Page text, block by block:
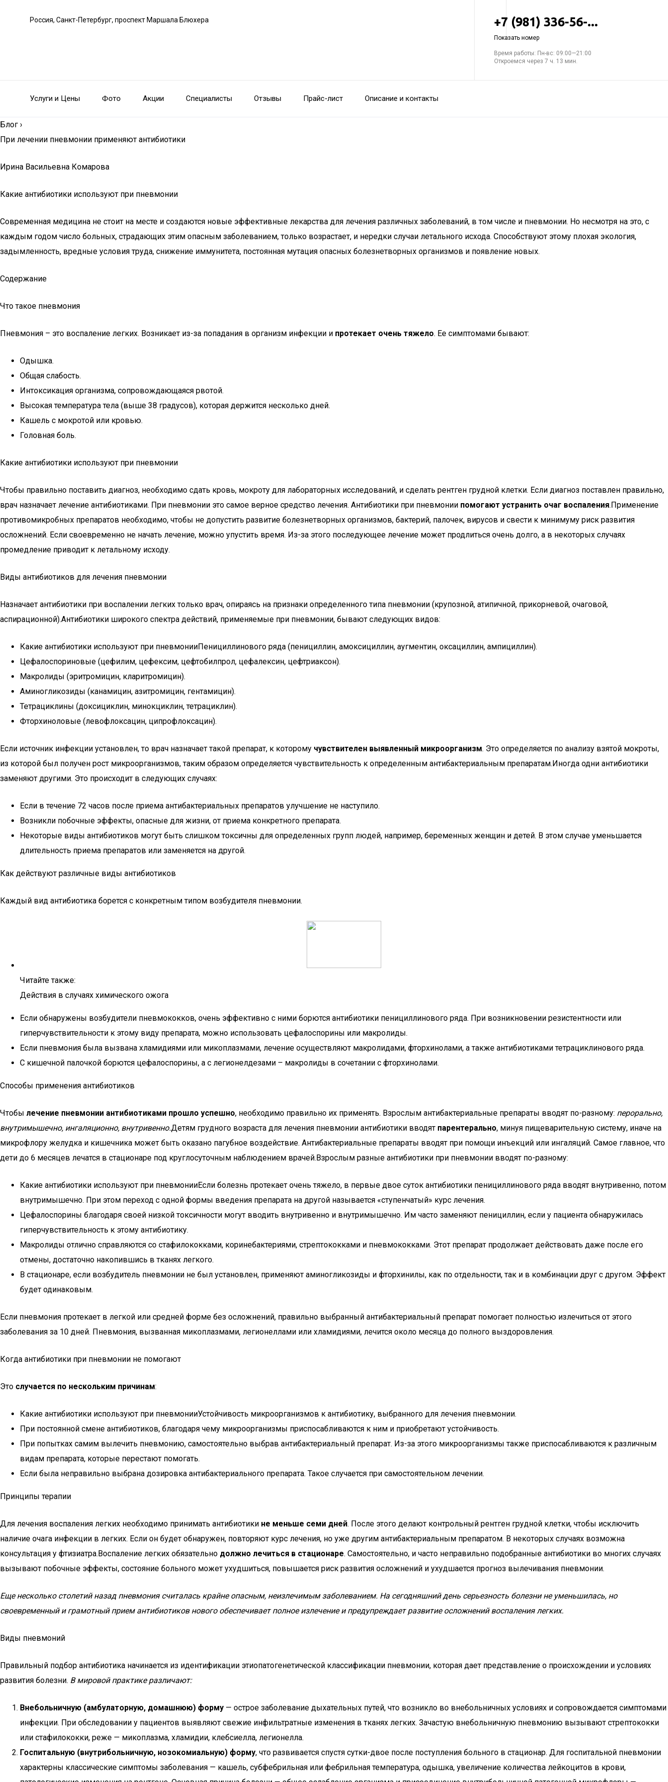
Россия, Санкт-Петербург, проспект Маршала Блюхера +7 (981) 336-56-...
Показать номер
Время работы: Пн-вс: 09:00—21:00
Откроемся через 7 ч. 13 мин.
Услуги и Цены Фото Акции Специалисты Отзывы Прайс-лист Описание и контакты
Блог ›
При лечении пневмонии применяют антибиотики
Ирина Васильевна Комарова
Какие антибиотики используют при пневмонии
Современная медицина не стоит на месте и создаются новые эффективные лекарства для лечения различных заболеваний, в том числе и пневмонии. Но несмотря на это, с
каждым годом число больных, страдающих этим опасным заболеванием, только возрастает, и нередки случаи летального исхода. Способствуют этому плохая экология,
задымленность, вредные условия труда, снижение иммунитета, постоянная мутация опасных болезнетворных организмов и появление новых.
Содержание
Что такое пневмония
Пневмония – это воспаление легких. Возникает из-за попадания в организм инфекции и протекает очень тяжело. Ее симптомами бывают:
Одышка.
Общая слабость.
Интоксикация организма, сопровождающаяся рвотой.
Высокая температура тела (выше 38 градусов), которая держится несколько дней.
Кашель с мокротой или кровью.
Головная боль.
Какие антибиотики используют при пневмонии
Чтобы правильно поставить диагноз, необходимо сдать кровь, мокроту для лабораторных исследований, и сделать рентген грудной клетки. Если диагноз поставлен правильно,
врач назначает лечение антибиотиками. При пневмонии это самое верное средство лечения. Антибиотики при пневмонии помогают устранить очаг воспаления.Применение
противомикробных препаратов необходимо, чтобы не допустить развитие болезнетворных организмов, бактерий, палочек, вирусов и свести к минимуму риск развития
осложнений. Если своевременно не начать лечение, можно упустить время. Из-за этого последующее лечение может продлиться очень долго, а в некоторых случаях
промедление приводит к летальному исходу.
Виды антибиотиков для лечения пневмонии
Назначает антибиотики при воспалении легких только врач, опираясь на признаки определенного типа пневмонии (крупозной, атипичной, прикорневой, очаговой,
аспирационной).Антибиотики широкого спектра действий, применяемые при пневмонии, бывают следующих видов:
Какие антибиотики используют при пневмонииПенициллинового ряда (пенициллин, амоксициллин, аугментин, оксациллин, ампициллин).
Цефалоспориновые (цефилим, цефексим, цефтобилпрол, цефалексин, цефтриаксон).
Макролиды (эритромицин, кларитромицин).
Аминогликозиды (канамицин, азитромицин, гентамицин).
Тетрациклины (доксициклин, минокциклин, тетрациклин).
Фторхиноловые (левофлоксацин, ципрофлоксацин).
Если источник инфекции установлен, то врач назначает такой препарат, к которому чувствителен выявленный микроорганизм. Это определяется по анализу взятой мокроты,
из которой был получен рост микроорганизмов, таким образом определяется чувствительность к определенным антибактериальным препаратам.Иногда одни антибиотики
заменяют другими. Это происходит в следующих случаях:
Если в течение 72 часов после приема антибактериальных препаратов улучшение не наступило.
Возникли побочные эффекты, опасные для жизни, от приема конкретного препарата.
Некоторые виды антибиотиков могут быть слишком токсичны для определенных групп людей, например, беременных женщин и детей. В этом случае уменьшается
длительность приема препаратов или заменяется на другой.
Как действуют различные виды антибиотиков
Каждый вид антибиотика борется с конкретным типом возбудителя пневмонии.
Читайте также:
Действия в случаях химического ожога
Если обнаружены возбудители пневмококков, очень эффективно с ними борются антибиотики пенициллинового ряда. При возникновении резистентности или
гиперчувствительности к этому виду препарата, можно использовать цефалоспорины или макролиды.
Если пневмония была вызвана хламидиями или микоплазмами, лечение осуществляют макролидами, фторхинолами, а также антибиотиками тетрациклинового ряда.
С кишечной палочкой борются цефалоспорины, а с легионелдезами – макролиды в сочетании с фторхинолами.
Способы применения антибиотиков
Чтобы лечение пневмонии антибиотиками прошло успешно, необходимо правильно их применять. Взрослым антибактериальные препараты вводят по-разному: перорально,
внутримышечно, ингаляционно, внутривенно.Детям грудного возраста для лечения пневмонии антибиотики вводят парентерально, минуя пищеварительную систему, иначе на
микрофлору желудка и кишечника может быть оказано пагубное воздействие. Антибактериальные препараты вводят при помощи инъекций или ингаляций. Самое главное, что
дети до 6 месяцев лечатся в стационаре под круглосуточным наблюдением врачей.Взрослым разные антибиотики при пневмонии вводят по-разному:
Какие антибиотики используют при пневмонииЕсли болезнь протекает очень тяжело, в первые двое суток антибиотики пенициллинового ряда вводят внутривенно, потом
внутримышечно. При этом переход с одной формы введения препарата на другой называется «ступенчатый» курс лечения.
Цефалоспорины благодаря своей низкой токсичности могут вводить внутривенно и внутримышечно. Им часто заменяют пенициллин, если у пациента обнаружилась
гиперчувствительность к этому антибиотику.
Макролиды отлично справляются со стафилококками, коринебактериями, стрептококками и пневмококками. Этот препарат продолжает действовать даже после его
отмены, достаточно накопившись в тканях легкого.
В стационаре, если возбудитель пневмонии не был установлен, применяют аминогликозиды и фторхинилы, как по отдельности, так и в комбинации друг с другом. Эффект
будет одинаковым.
Если пневмония протекает в легкой или средней форме без осложнений, правильно выбранный антибактериальный препарат помогает полностью излечиться от этого
заболевания за 10 дней. Пневмония, вызванная микоплазмами, легионеллами или хламидиями, лечится около месяца до полного выздоровления.
Когда антибиотики при пневмонии не помогают
Это случается по нескольким причинам:
Какие антибиотики используют при пневмонииУстойчивость микроорганизмов к антибиотику, выбранного для лечения пневмонии.
При постоянной смене антибиотиков, благодаря чему микроорганизмы приспосабливаются к ним и приобретают устойчивость.
При попытках самим вылечить пневмонию, самостоятельно выбрав антибактериальный препарат. Из-за этого микроорганизмы также приспосабливаются к различным
видам препарата, которые перестают помогать.
Если была неправильно выбрана дозировка антибактериального препарата. Такое случается при самостоятельном лечении.
Принципы терапии
Для лечения воспаления легких необходимо принимать антибиотики не меньше семи дней. После этого делают контрольный рентген грудной клетки, чтобы исключить
наличие очага инфекции в легких. Если он будет обнаружен, повторяют курс лечения, но уже другим антибактериальным препаратом. В некоторых случаях возможна
консультация у фтизиатра.Воспаление легких обязательно должно лечиться в стационаре. Самостоятельно, и часто неправильно подобранные антибиотики во многих случаях
вызывают побочные эффекты, состояние больного может ухудшиться, повышается риск развития осложнений и ухудшается прогноз вылечивания пневмонии.
Еще несколько столетий назад пневмония считалась крайне опасным, неизлечимым заболеванием. На сегодняшний день серьезность болезни не уменьшилась, но
своевременный и грамотный прием антибиотиков нового обеспечивает полное излечение и предупреждает развитие осложнений воспаления легких.
Виды пневмоний
Правильный подбор антибиотика начинается из идентификации этиопатогенетической классификации пневмонии, которая дает представление о происхождении и условиях
развития болезни. В мировой практике различают:
Внебольничную (амбулаторную, домашнюю) форму — острое заболевание дыхательных путей, что возникло во внебольничных условиях и сопровождается симптомами
инфекции. При обследовании у пациентов выявляют свежие инфильтратные изменения в тканях легких. Зачастую внебольничную пневмонию вызывают стрептококки
или стафилококки, реже — микоплазма, хламидии, клебсиелла, легионелла.
Госпитальную (внутрибольничную, нозокомиальную) форму, что развивается спустя сутки-двое после поступления больного в стационар. Для госпитальной пневмонии
характерны классические симптомы заболевания — кашель, субфебрильная или фебрильная температура, одышка, увеличение количества лейкоцитов в крови,